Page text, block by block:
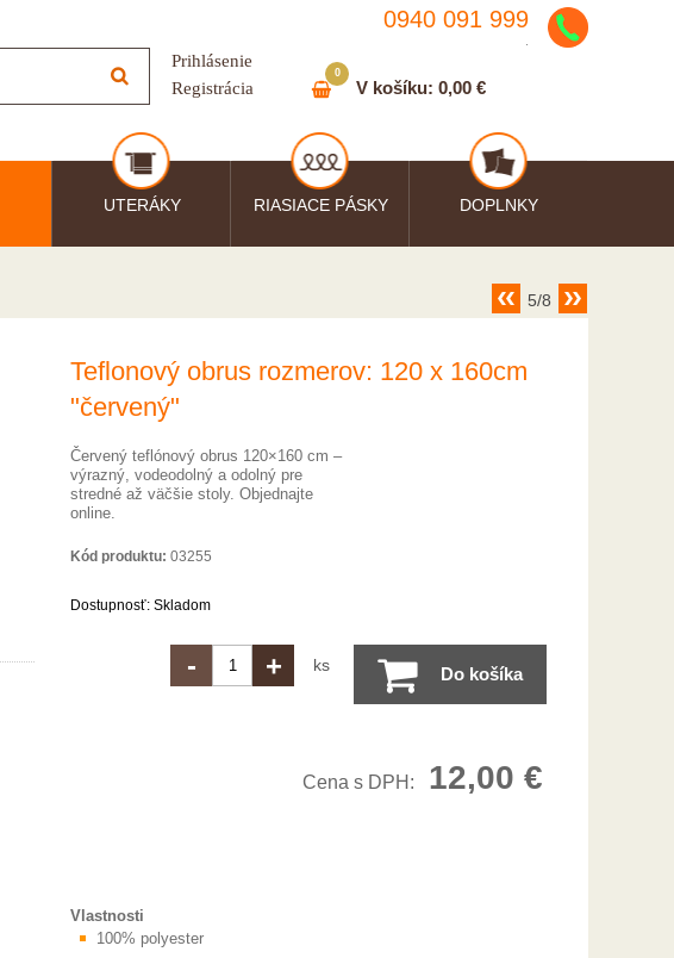
0940 091 999
Prihlásenie
Registrácia
V košíku: 0,00 €
0
UTERÁKY RIASIACE PÁSKY DOPLNKY
5/8
Teflonový obrus rozmerov: 120 x 160cm
"červený"
Červený teflónový obrus 120×160 cm –
výrazný, vodeodolný a odolný pre
stredné až väčšie stoly. Objednajte
online.
Kód produktu: 03255
Dostupnosť: Skladom
- + ks Do košíka
Cena s DPH: 12,00 €
Vlastnosti
100% polyester